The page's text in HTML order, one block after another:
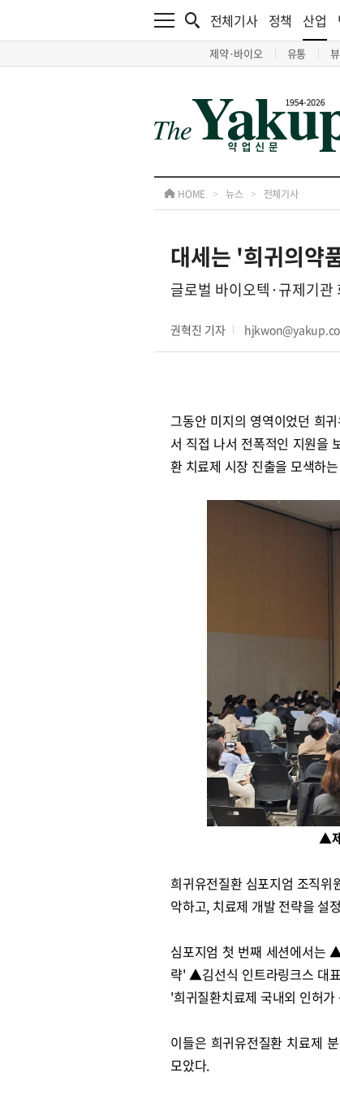
전체기사 정책 산업
제약·바이오 유통
HOME > 뉴스 > 전체기사
대세는 '희귀의
글로벌 바이오텍·규제기
권혁진 기자
그동안 미지의 영역이었던 희
서 직접 나서 전폭적인 지원을
환 치료제 시장 진출을 모색하
▲
희귀유전질환 심포지엄 조직
악하고, 치료제 개발 전략을 설
심포지엄 첫 번째 세션에서는
략' ▲김선식 인트라링크스 대
'희귀질환치료제 국내외 인허
이들은 희귀유전질환 치료제
모았다.